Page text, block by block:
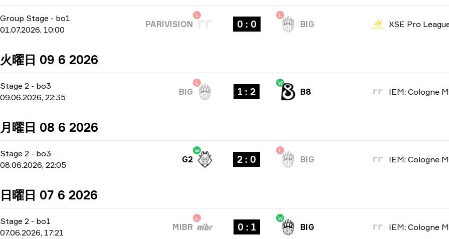
Group Stage - bo1
01.07.2026, 10:00
L
PARIVISION 0 : 0
L
BIG XSE Pro
火曜日 09 6 2026
Stage 2 - bo3
09.06.2026, 22:35
L
BIG 1 : 2
W
B8
月曜日 08 6 2026
Stage 2 - bo3
08.06.2026, 22:05
W
G2 2 : 0
L
BIG
日曜日 07 6 2026
Stage 2 - bo1
07.06.2026, 17:21
L
MIBR 0 : 1
W
BIG